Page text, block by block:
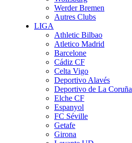
Werder Bremen
Autres Clubs
LIGA
Athletic Bilbao
Atletico Madrid
Barcelone
Cádiz CF
Celta Vigo
Deportivo Alavés
Deportivo de La Coruña
Elche CF
Espanyol
FC Séville
Getafe
Girona